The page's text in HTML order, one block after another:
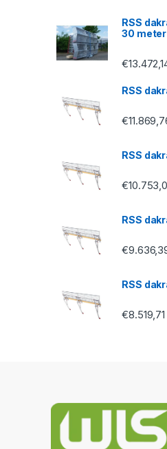
RSS
30 meter
€
RSS
€
RSS
€
RSS
€
RSS
€8.519,71